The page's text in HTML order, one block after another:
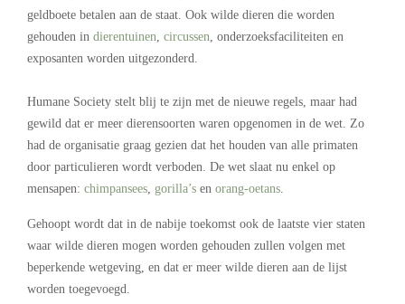
geldboete betalen aan de staat. Ook wilde dieren die worden
gehouden in dierentuinen, circussen, onderzoeksfaciliteiten en
exposanten worden uitgezonderd.
Humane Society stelt blij te zijn met de nieuwe regels, maar had
gewild dat er meer dierensoorten waren opgenomen in de wet. Zo
had de organisatie graag gezien dat het houden van alle primaten
door particulieren wordt verboden. De wet slaat nu enkel op
mensapen: chimpansees, gorilla’s en orang-oetans.
Gehoopt wordt dat in de nabije toekomst ook de laatste vier staten
waar wilde dieren mogen worden gehouden zullen volgen met
beperkende wetgeving, en dat er meer wilde dieren aan de lijst
worden toegevoegd.